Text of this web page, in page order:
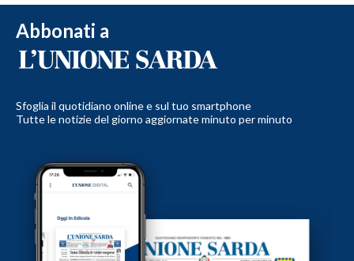
Abbonati a
Sfoglia il quotidiano online e sul tuo smartphone
Tutte le notizie del giorno aggiornate minuto per minuto